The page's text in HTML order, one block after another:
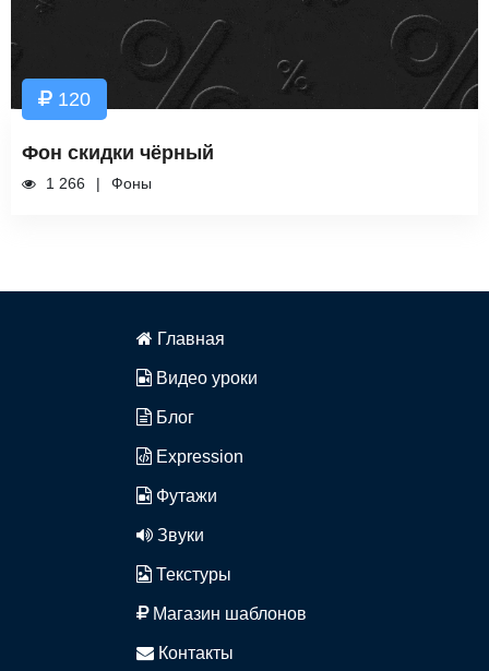
120
Фон скидки чёрный
1 266 Фоны
Главная
Видео уроки
Блог
Expression
Футажи
Звуки
Текстуры
Магазин шаблонов
Контакты